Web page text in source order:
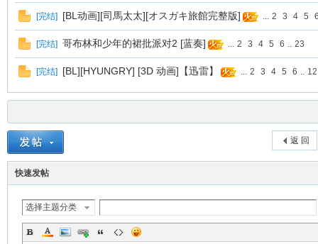
[完结] [BL动画][司馬太太][オスガキ旅館完整版] ... 2 3 4 5
[完结] 哥布林和少年的裙批派对2 [蓝奏] ... 2 3 4 5 6 .. 23
[完结] [BL][HYUNGRY] [3D 动画]【迅雷】 ... 2 3 4 5 6 .. 12
返 回
快速发帖
选择主题分类